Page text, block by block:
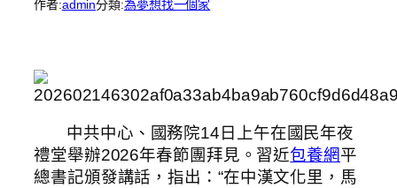
作者:admin分類:為夢想找一個家
中共中心、國務院14日上午在國民年夜
禮堂舉辦2026年春節團拜見。習近包養網平
總書記頒發講話，指出：“在中漢文化里，馬